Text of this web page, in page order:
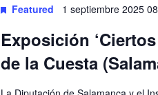
Featured 1 septiembre 2025
Exposición
de la Cuesta